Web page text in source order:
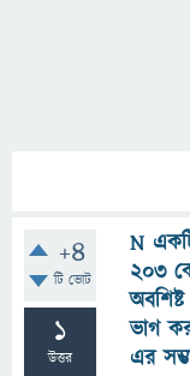
+4
টি ভোট
1
উত্তর
N
203
ভাগ
এর